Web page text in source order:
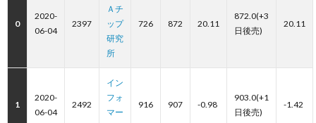
0
2020-
06-04
2397
Ａチ
ップ
研究
所
726 872 20.11
872.0(+3
日後売)
20.11
1
2020-
06-04
2492
イン
フォ
マー
916 907 -0.98
903.0(+1
日後売)
-1.42